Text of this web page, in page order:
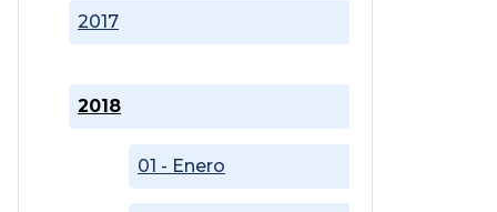
2017
2018
01 - Enero